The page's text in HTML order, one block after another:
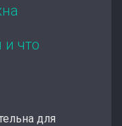
и что
для